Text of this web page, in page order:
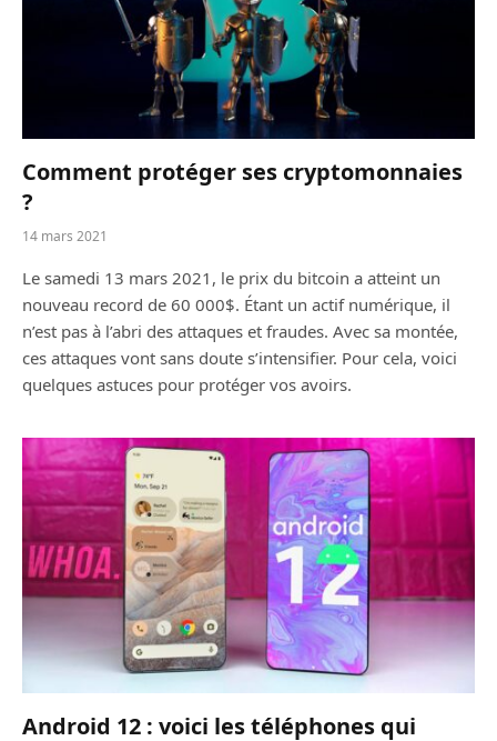
Comment protéger ses cryptomonnaies
?
14 mars 2021
Le samedi 13 mars 2021, le prix du bitcoin a atteint un
nouveau record de 60 000$. Étant un actif numérique, il
n’est pas à l’abri des attaques et fraudes. Avec sa montée,
ces attaques vont sans doute s’intensifier. Pour cela, voici
quelques astuces pour protéger vos avoirs.
Android 12 : voici les téléphones qui